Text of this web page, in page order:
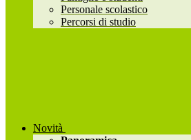
Personale scolastico
Percorsi di studio
Novità